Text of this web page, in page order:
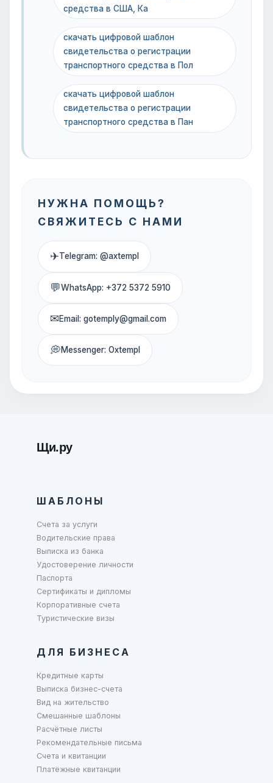
средства в США, Ка
скачать цифровой шаблон
свидетельства о регистрации
транспортного средства в Пол
скачать цифровой шаблон
свидетельства о регистрации
транспортного средства в Пан
НУЖНА ПОМОЩЬ?
СВЯЖИТЕСЬ С НАМИ
✈Telegram: @axtempl
💬WhatsApp: +372 5372 5910
✉Email: gotemply@gmail.com
💭Messenger: Oxtempl
Щи.ру
ШАБЛОНЫ
Счета за услуги
Водительские права
Выписка из банка
Удостоверение личности
Паспорта
Сертификаты и дипломы
Корпоративные счета
Туристические визы
ДЛЯ БИЗНЕСА
Кредитные карты
Выписка бизнес-счета
Вид на жительство
Смешанные шаблоны
Расчётные листы
Рекомендательные письма
Счета и квитанции
Платёжные квитанции